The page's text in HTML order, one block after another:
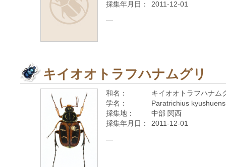
採集年月日：
2011-12-01
—
キイオオトラフハナムグリ
和名：
キイオオトラフハナム
学名：
Paratrichius
採集地：
中部 関西
採集年月日：
2011-12-01
—